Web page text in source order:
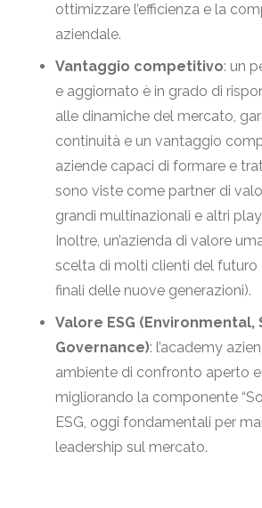
ottimizzare l’efficienza e la
aziendale.
Vantaggio competitivo: un
e aggiornato è in grado di
alle dinamiche del mercato,
continuità e un vantaggio
aziende capaci di formare e
sono viste come partner di
grandi multinazionali e altri
Inoltre, un’azienda di valore
scelta di molti clienti del futuro
finali delle nuove generazioni).
Valore ESG (Environmental,
Governance): l’academy
ambiente di confronto aperto
migliorando la componente
ESG, oggi fondamentali per
leadership sul mercato.